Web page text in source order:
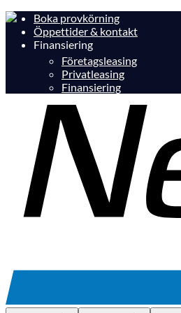
Boka provkörning
Öppettider & kontakt
Finansiering
Företagsleasing
Privatleasing
Finansiering